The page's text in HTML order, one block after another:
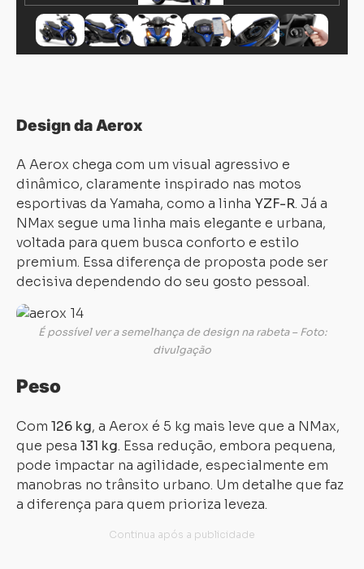
Design da Aerox
A Aerox chega com um visual agressivo e
dinâmico, claramente inspirado nas motos
esportivas da Yamaha, como a linha YZF-R. Já a
NMax segue uma linha mais elegante e urbana,
voltada para quem busca conforto e estilo
premium. Essa diferença de proposta pode ser
decisiva dependendo do seu gosto pessoal.
É possível ver a semelhança de design na rabeta – Foto:
divulgação
Peso
Com 126 kg, a Aerox é 5 kg mais leve que a NMax,
que pesa 131 kg. Essa redução, embora pequena,
pode impactar na agilidade, especialmente em
manobras no trânsito urbano. Um detalhe que faz
a diferença para quem prioriza leveza.